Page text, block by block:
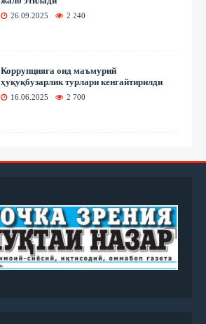
26.09.2025 2 240
Коррупцияга оид маъмурий
ҳуқуқбузарлик турлари кенгайтирилди
16.06.2025 2 700